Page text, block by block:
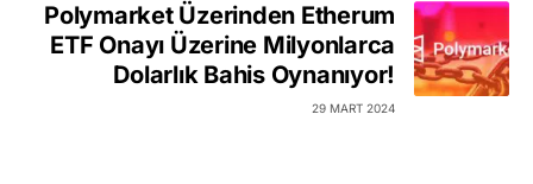
Polymarket Üzerinden Etherum
ETF Onayı Üzerine Milyonlarca
Dolarlık Bahis Oynanıyor!
29 MART 2024